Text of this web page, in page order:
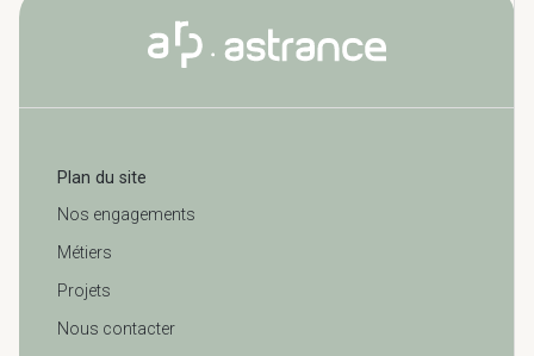
Plan du site
Nos engagements
Métiers
Projets
Nous contacter